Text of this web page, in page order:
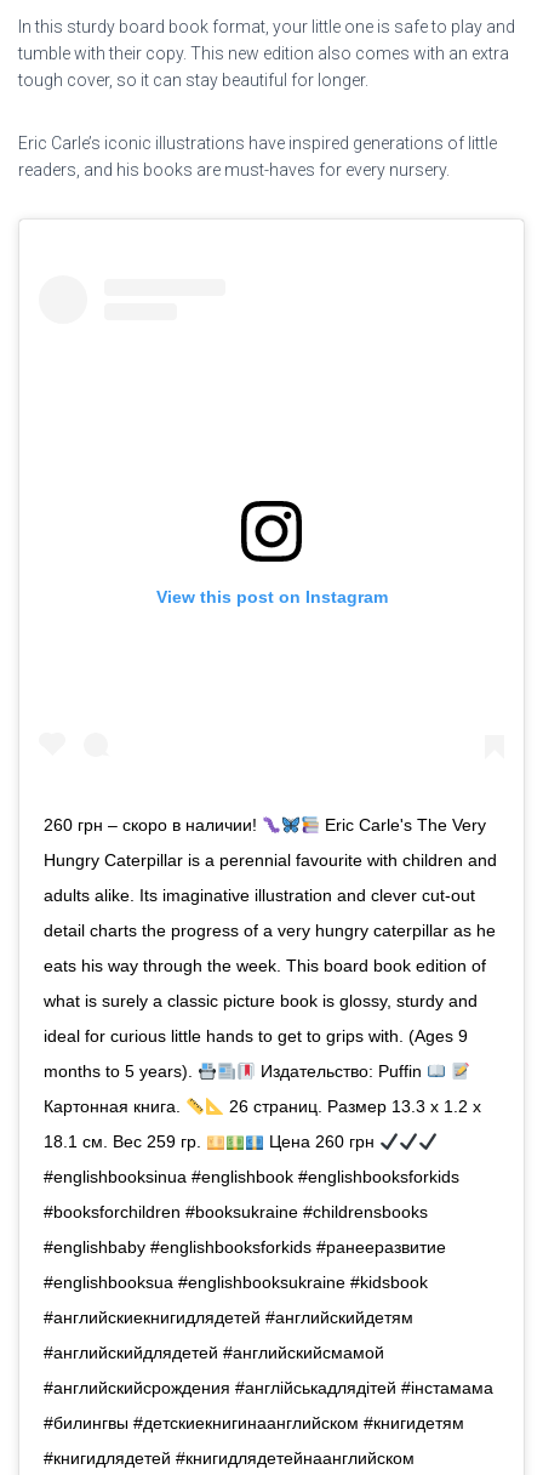
In this sturdy board book format, your little one is safe to play and
tumble with their copy. This new edition also comes with an extra
tough cover, so it can stay beautiful for longer.
Eric Carle’s iconic illustrations have inspired generations of little
readers, and his books are must-haves for every nursery.
View this post on Instagram
260 грн – скоро в наличии!
Eric Carle's The Very
Hungry Caterpillar is a perennial favourite with children and
adults alike. Its imaginative illustration and clever cut-out
detail charts the progress of a very hungry caterpillar as he
eats his way through the week. This board book edition of
what is surely a classic picture book is glossy, sturdy and
ideal for curious little hands to get to grips with. (Ages 9
months to 5 years).
Издательство: Puffin
Картонная книга.
26 страниц. Размер 13.3 x 1.2 x
18.1 см. Вес 259 гр.
Цена 260 грн
#englishbooksinua #englishbook #englishbooksforkids
#booksforchildren #booksukraine #childrensbooks
#englishbaby #englishbooksforkids #ранееразвитие
#englishbooksua #englishbooksukraine #kidsbook
#английскиекнигидлядетей #английскийдетям
#английскийдлядетей #английскийсмамой
#английскийсрождения #англійськадлядітей #iнстамама
#билингвы #детскиекнигинаанглийском #книгидетям
#книгидлядетей #книгидлядетейнаанглийском